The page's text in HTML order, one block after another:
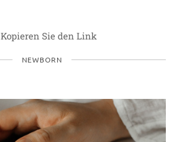
Kopieren Sie den Link
NEWBORN